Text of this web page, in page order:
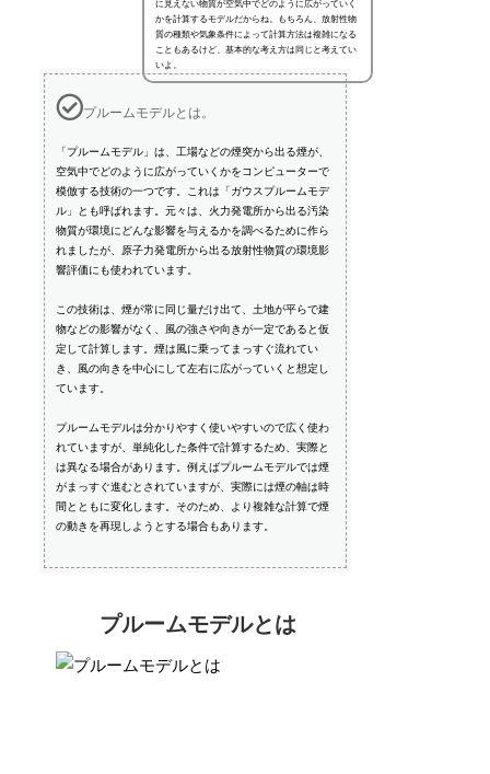
に見えない物質が空気中でどのように広がっていく
かを計算するモデルだからね。もちろん、放射性物
質の種類や気象条件によって計算方法は複雑になる
こともあるけど、基本的な考え方は同じと考えてい
いよ。
プルームモデルとは。
「プルームモデル」は、工場などの煙突から出る煙が、
空気中でどのように広がっていくかをコンピューターで
模倣する技術の一つです。これは「ガウスプルームモデ
ル」とも呼ばれます。元々は、火力発電所から出る汚染
物質が環境にどんな影響を与えるかを調べるために作ら
れましたが、原子力発電所から出る放射性物質の環境影
響評価にも使われています。
この技術は、煙が常に同じ量だけ出て、土地が平らで建
物などの影響がなく、風の強さや向きが一定であると仮
定して計算します。煙は風に乗ってまっすぐ流れてい
き、風の向きを中心にして左右に広がっていくと想定し
ています。
プルームモデルは分かりやすく使いやすいので広く使わ
れていますが、単純化した条件で計算するため、実際と
は異なる場合があります。例えばプルームモデルでは煙
がまっすぐ進むとされていますが、実際には煙の軸は時
間とともに変化します。そのため、より複雑な計算で煙
の動きを再現しようとする場合もあります。
プルームモデルとは